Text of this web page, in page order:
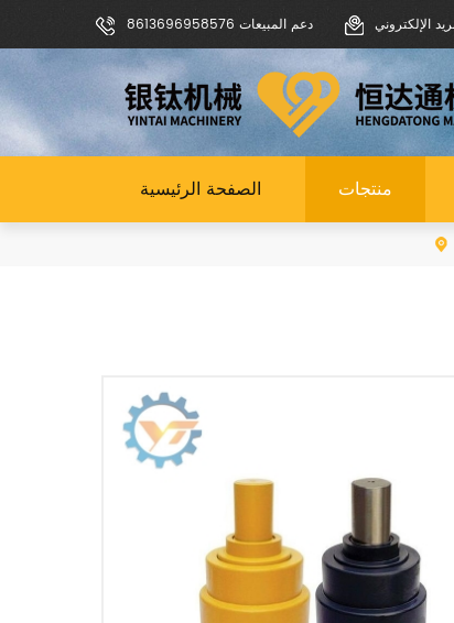
دعم المبيعات 8613696958576
الصفحة الرئيسية منتجات